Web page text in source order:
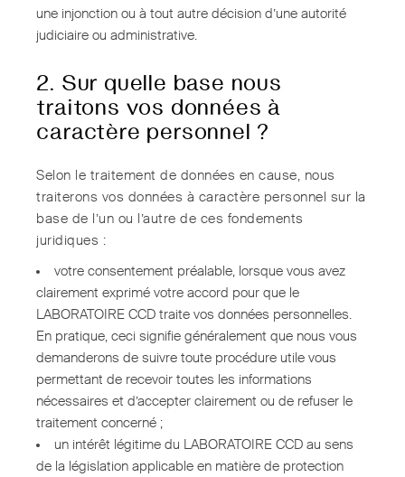
une injonction ou à tout autre décision d’une autorité
judiciaire ou administrative.
2. Sur quelle base nous
traitons vos données à
caractère personnel ?
Selon le traitement de données en cause, nous
traiterons vos données à caractère personnel sur la
base de l’un ou l’autre de ces fondements
juridiques :
votre consentement préalable, lorsque vous avez
clairement exprimé votre accord pour que le
LABORATOIRE CCD traite vos données personnelles.
En pratique, ceci signifie généralement que nous vous
demanderons de suivre toute procédure utile vous
permettant de recevoir toutes les informations
nécessaires et d’accepter clairement ou de refuser le
traitement concerné ;
un intérêt légitime du LABORATOIRE CCD au sens
de la législation applicable en matière de protection